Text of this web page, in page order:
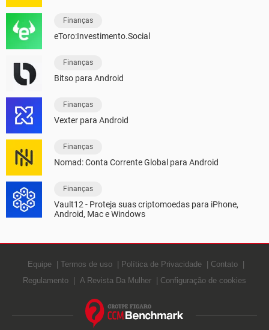
Finanças
eToro:Investimento.Social
Finanças
Bitso para Android
Finanças
Vexter para Android
Finanças
Nomad: Conta Corrente Global para Android
Finanças
Vault12 - Proteja suas criptomoedas para iPhone,
Android, Mac e Windows
Equipe Termos de uso Política de Privacidade
Contato
Regulamento
A Revista Da Mulher Configuração de cookies